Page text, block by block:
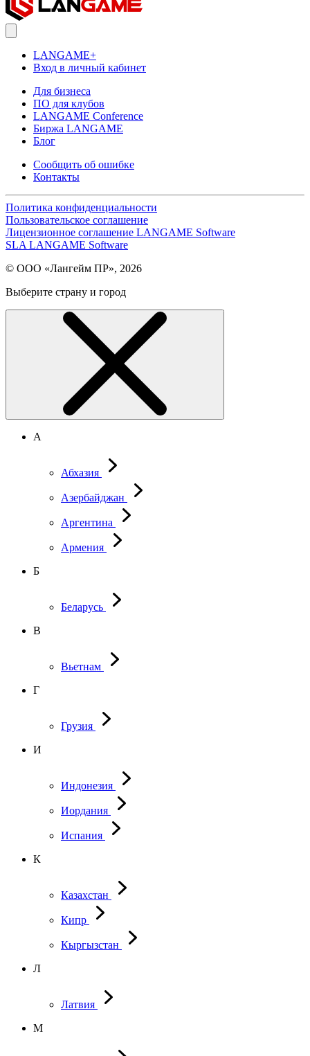
LANGAME+
Вход в личный кабинет
Для бизнеса
ПО для клубов
LANGAME Conference
Биржа LANGAME
Блог
Сообщить об ошибке
Контакты
Политика конфиденциальности
Пользовательское соглашение
Лицензионное соглашение LANGAME Software
SLA LANGAME Software
© ООО «Лангейм ПР», 2026
Выберите страну и город
А
Абхазия
Азербайджан
Аргентина
Армения
Б
Беларусь
В
Вьетнам
Г
Грузия
И
Индонезия
Иордания
Испания
К
Казахстан
Кипр
Кыргызстан
Л
Латвия
М